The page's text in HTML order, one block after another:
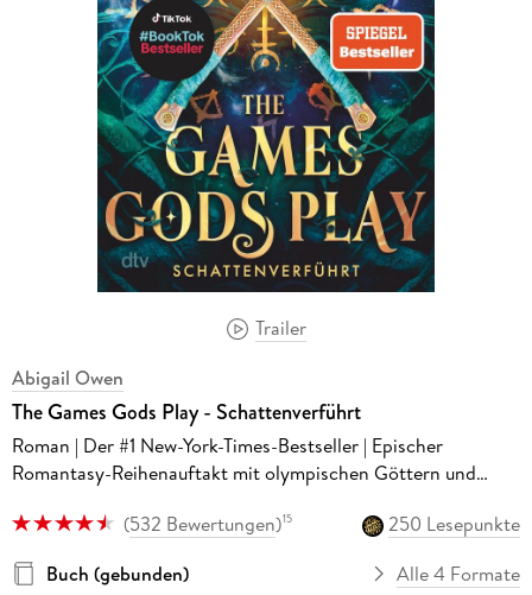
Trailer
Abigail Owen
The Games Gods Play - Schattenverführt
Roman | Der #1 New-York-Times-Bestseller | Epischer
Romantasy-Reihenauftakt mit olympischen Göttern und
(532 Bewertungen)15
250 Lesepunkte
Buch (gebunden)
Alle 4 Formate